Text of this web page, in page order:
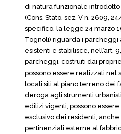
di natura funzionale
(Cons. Stato, sez. V n. 2609,
specifico, la legge 24 marzo
Tognoli) riguarda i parcheggi
esistenti e stabilisce, nell’art.
parcheggi, costruiti dai
possono essere realizzati nel
locali siti al piano terreno dei
deroga agli strumenti
edilizi vigenti; possono
esclusivo dei residenti,
pertinenziali esterne al